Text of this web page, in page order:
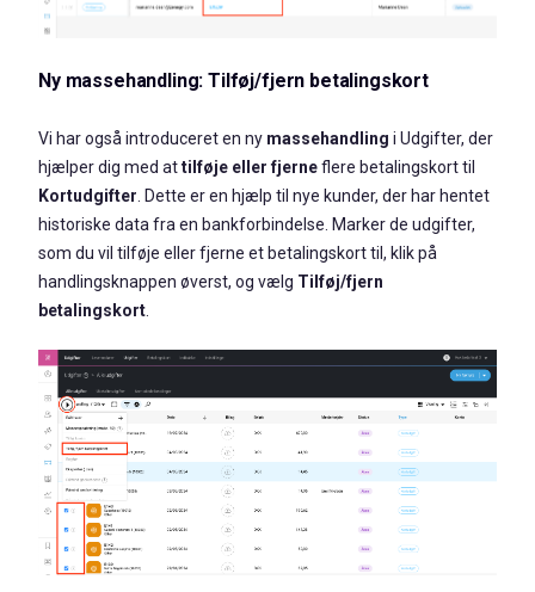
Ny massehandling: Tilføj/fjern betalingskort
Vi har også introduceret en ny massehandling i Udgifter, der
hjælper dig med attilføje eller fjerneflere betalingskort til
Kortudgifter. Dette er en hjælp til nye kunder, der har hentet
historiske data fra en bankforbindelse. Marker de udgifter,
som du vil tilføje eller fjerne et betalingskort til, klik på
handlingsknappen øverst, og vælg Tilføj/fjern
betalingskort.